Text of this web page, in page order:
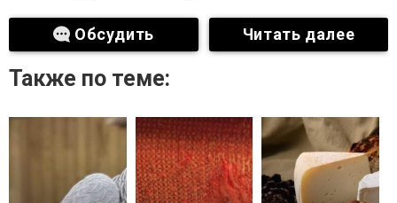
Обсудить Читать далее
Также по теме: